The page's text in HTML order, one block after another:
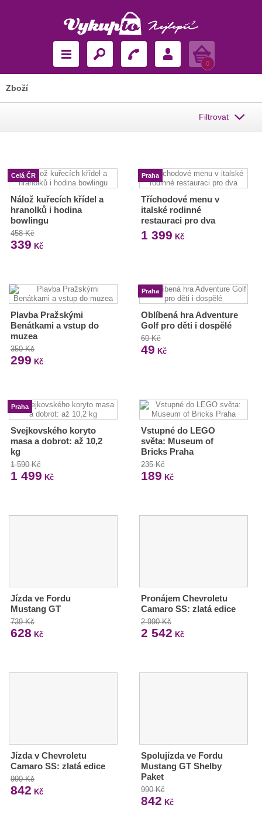
Košík
0
Zboží
Filtrovat
Celá ČR
Nálož kuřecích křídel a
hranolků i hodina
bowlingu
458 Kč
339 Kč
Praha
Tříchodové menu v
italské rodinné
restauraci pro dva
1 399 Kč
Plavba Pražskými
Benátkami a vstup do
muzea
350 Kč
299 Kč
Praha
Oblíbená hra Adventure
Golf pro děti i dospělé
60 Kč
49 Kč
Praha
Svejkovského koryto
masa a dobrot: až 10,2
kg
1 590 Kč
1 499 Kč
Vstupné do LEGO
světa: Museum of
Bricks Praha
235 Kč
189 Kč
Jízda ve Fordu
Mustang GT
739 Kč
628 Kč
Pronájem Chevroletu
Camaro SS: zlatá edice
2 990 Kč
2 542 Kč
Jízda v Chevroletu
Camaro SS: zlatá edice
990 Kč
842 Kč
Spolujízda ve Fordu
Mustang GT Shelby
Paket
990 Kč
842 Kč